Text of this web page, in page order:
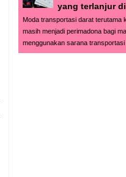
yang terlanjur
Moda transportasi darat terutama
masih menjadi perimadona bagi
menggunakan sarana transportasi